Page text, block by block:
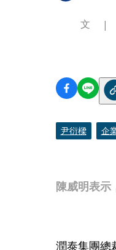
陳威明表示
文
尹衍樑 企
潤泰集團總